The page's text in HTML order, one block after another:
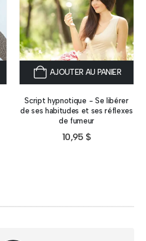
AJOUTER AU PANIER
Script hypnotique - Se libérer
de ses habitudes et ses réflexes
de fumeur
10,95 $